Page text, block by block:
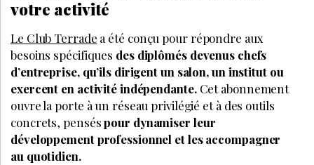
votre activité
Le Club Terrade a été conçu pour répondre aux
besoins spécifiques des diplômés devenus chefs
d’entreprise, qu’ils dirigent un salon, un institut ou
exercent en activité indépendante.Cet abonnement
ouvre la porte à un réseau privilégié et à des outils
concrets, penséspour dynamiser leur
développement professionnel et les accompagner
au quotidien.